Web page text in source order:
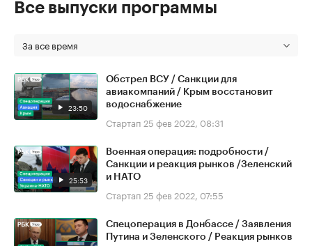
Все выпуски программы
За все время
23:50
Обстрел ВСУ / Санкции для
авиакомпаний / Крым восстановит
водоснабжение
Стартап 25 фев 2022, 08:31
25:53
Военная операция: подробности /
Санкции и реакция рынков /Зеленский
и НАТО
Стартап 25 фев 2022, 07:55
Спецоперация в Донбассе / Заявления
Путина и Зеленского / Реакция рынков